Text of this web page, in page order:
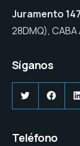
Juramento
28DMQ),
Síganos
Twitter
Teléfono